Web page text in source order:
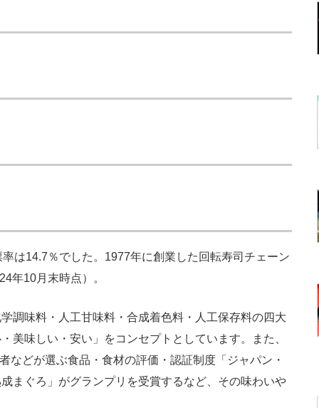
は14.7％でした。1977年に創業した回転寿司チェーン
年10月末時点）。
味料・人工甘味料・合成着色料・人工保存料の四大
美味しい・安い」をコンセプトとしています。また、
などが選ぶ食品・食材の評価・認証制度「ジャパン・
まぐろ」がグランプリを受賞するなど、その味わいや